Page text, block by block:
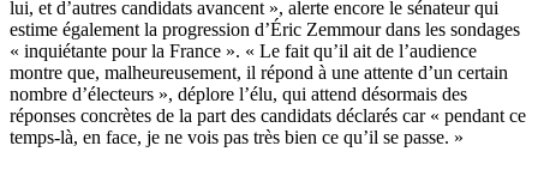
lui, et d’autres candidats avancent », alerte encore le sénateur qui
estime également la progression d’Éric Zemmour dans les sondages
« inquiétante pour la France ». « Le fait qu’il ait de l’audience
montre que, malheureusement, il répond à une attente d’un certain
nombre d’électeurs », déplore l’élu, qui attend désormais des
réponses concrètes de la part des candidats déclarés car « pendant ce
temps-là, en face, je ne vois pas très bien ce qu’il se passe. »